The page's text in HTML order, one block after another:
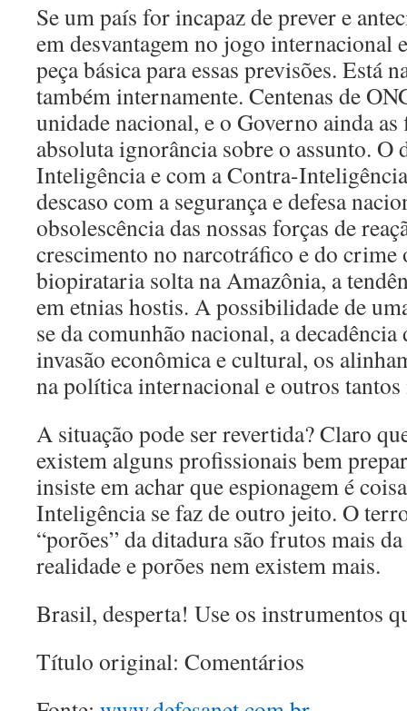
Se um país for incapaz de prever e
em desvantagem no jogo internacional
peça básica para essas previsões. Está
também internamente. Centenas de
unidade nacional, e o Governo ainda
absoluta ignorância sobre o assunto. O
Inteligência e com a Contra-
descaso com a segurança e defesa
obsolescência das nossas forças de
crescimento no narcotráfico e do crime
biopirataria solta na Amazônia, a
em etnias hostis. A possibilidade de
se da comunhão nacional, a
invasão econômica e cultural, os
na política internacional e outros tantos
A situação pode ser revertida? Claro
existem alguns profissionais bem
insiste em achar que espionagem é
Inteligência se faz de outro jeito. O
“porões” da ditadura são frutos mais
realidade e porões nem existem mais.
Brasil, desperta! Use os instrumentos
Título original: Comentários